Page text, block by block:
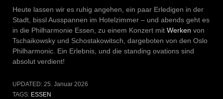
Heute lassen wir es ruhig angehen, ein paar Erledigen in der
Stadt, bissl Ausspannen im Hotelzimmer – und abends geht es
in die Philharmonie Essen, zu einem Konzert mit Werken von
Tschaikowsky und Schostakowitsch, dargeboten von den Oslo
Philharmonic. Ein Erlebnis, und die standing ovations sind
absolut verdient!
UPDATED: 25. Januar 2026
TAGS: ESSEN